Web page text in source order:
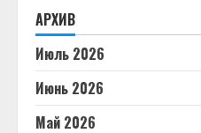
АРХИВ
Июль 2026
Июнь 2026
Май 2026